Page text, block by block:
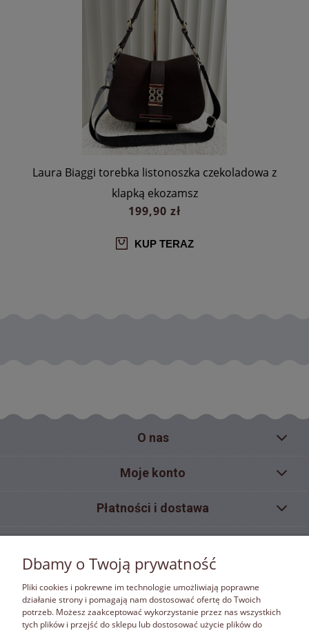
Laura Biaggi torebka listonoszka czekoladowa z
klapką ekozamsz
199,90 zł
KUP TERAZ
O nas
Moje konto
Płatności i dostawa
Informacje
ZAKAZ KOPIOWANIA
Dbamy o Twoją prywatność
Pliki cookies i pokrewne im technologie umożliwiają poprawne
działanie strony i pomagają nam dostosować ofertę do Twoich
potrzeb. Możesz zaakceptować wykorzystanie przez nas wszystkich
tych plików i przejść do sklepu lub dostosować użycie plików do